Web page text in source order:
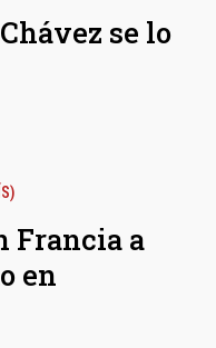
se lo
Francia a
en